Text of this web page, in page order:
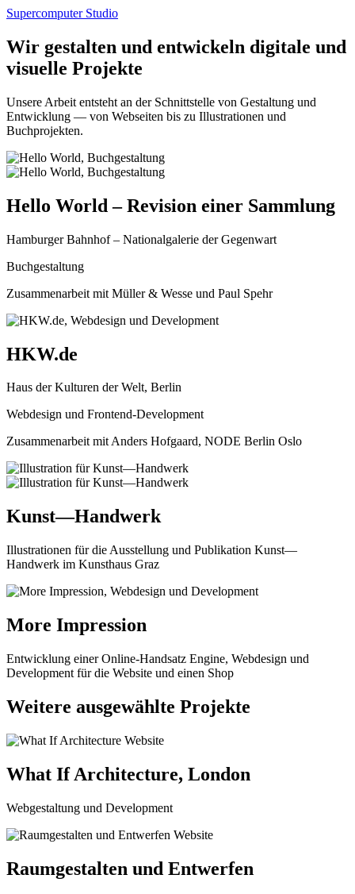
Supercomputer Studio
Wir gestalten und entwickeln digitale und
visuelle Projekte
Unsere Arbeit entsteht an der Schnittstelle von Gestaltung und
Entwicklung — von Webseiten bis zu Illustrationen und
Buchprojekten.
Hello World – Revision einer Sammlung
Hamburger Bahnhof – Nationalgalerie der Gegenwart
Buchgestaltung
Zusammenarbeit mit Müller & Wesse und Paul Spehr
HKW.de
Haus der Kulturen der Welt, Berlin
Webdesign und Frontend-Development
Zusammenarbeit mit Anders Hofgaard, NODE Berlin Oslo
Kunst—Handwerk
Illustrationen für die Ausstellung und Publikation Kunst—
Handwerk im Kunsthaus Graz
More Impression
Entwicklung einer Online-Handsatz Engine, Webdesign und
Development für die Website und einen Shop
Weitere ausgewählte Projekte
What If Architecture, London
Webgestaltung und Development
Raumgestalten und Entwerfen